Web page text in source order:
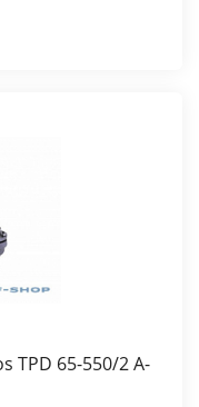
TPD 65-550/2 A-